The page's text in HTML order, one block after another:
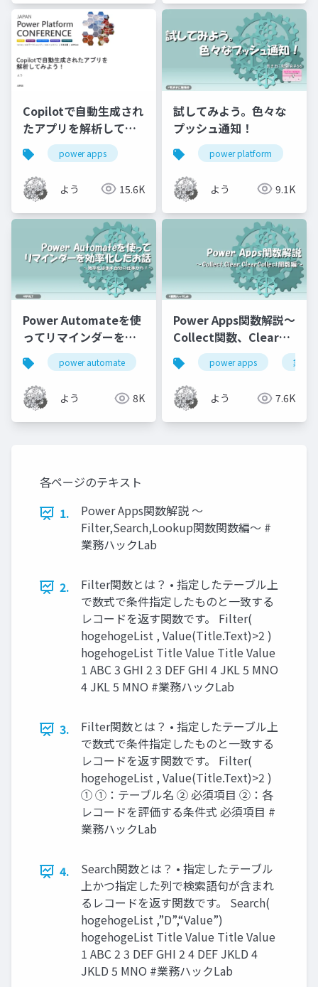
Copilotで自動生成され
たアプリを解析してみ
よう！power apps
よう 15.6K
試してみよう。色々な
プッシュ通知！
power platform
よう 9.1K
Power Automateを使
ってリマインダーを効
率化したお話power automate 業務改善 power platform
よう 8K
Power Apps関数解説～
Collect関数、Clear関
数、ClearCollect関数
編～
power apps 業務
よう 7.6K
各ページのテキスト
1.
Power Apps関数解説 ～
Filter,Search,Lookup関数関数編～ #
業務ハックLab
2.
Filter関数とは？ • 指定したテーブル上
で数式で条件指定したものと一致する
レコードを返す関数です。 Filter(
hogehogeList , Value(Title.Text)>2 )
hogehogeList Title Value Title Value
1 ABC 3 GHI 2 3 DEF GHI 4 JKL 5 MNO
4 JKL 5 MNO #業務ハックLab
3.
Filter関数とは？ • 指定したテーブル上
で数式で条件指定したものと一致する
レコードを返す関数です。 Filter(
hogehogeList , Value(Title.Text)>2 )
① ①：テーブル名 ② 必須項目 ②：各
レコードを評価する条件式 必須項目 #
業務ハックLab
4.
Search関数とは？ • 指定したテーブル
上かつ指定した列で検索語句が含まれ
るレコードを返す関数です。 Search(
hogehogeList ,”D”,“Value”)
hogehogeList Title Value Title Value
1 ABC 2 3 DEF GHI 2 4 DEF JKLD 4
JKLD 5 MNO #業務ハックLab